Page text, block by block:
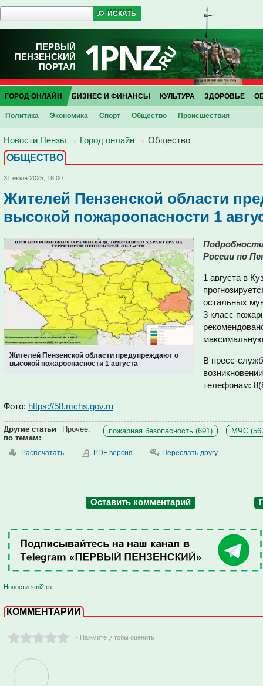
ПЕРВЫЙ
ПЕНЗЕНСКИЙ
ПОРТАЛ
ГОРОД ОНЛАЙН
Политика Экономика Спорт Общество Проиcшествия
БИЗНЕС И ФИНАНСЫ КУЛЬТУРА ЗДОРОВЬЕ
Новости Пензы → Город онлайн → Общество
ОБЩЕСТВО
31 июля 2025, 18:00
Жителей Пензенской области
высокой пожароопасности 1
Жителей Пензенской области предупреждают о
высокой пожароопасности 1 августа
России по
1 августа в
остальных
3 класс
В пресс-
телефонам:
Фото: https://58.mchs.gov.ru
Другие статьи
по темам:
Прочее: пожарная безопасность (691) МЧС
Распечатать PDF версия Переслать другу
Оставить комментарий
Новости smi2.ru
КОММЕНТАРИИ
- Нажмите ,чтобы оценить